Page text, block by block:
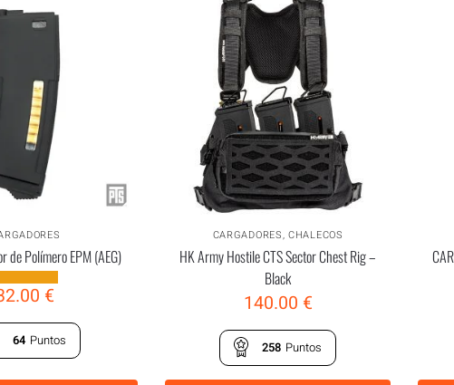
de Polímero EPM (AEG)
€
64 Puntos
CARGADORES,CHALECOS
HK Army Hostile CTS Sector Chest Rig –
Black
140.00 €
258 Puntos